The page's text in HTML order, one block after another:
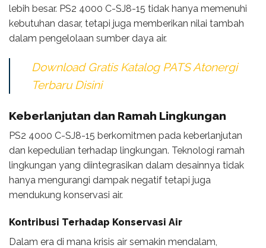
lebih besar. PS2 4000 C-SJ8-15 tidak hanya memenuhi
kebutuhan dasar, tetapi juga memberikan nilai tambah
dalam pengelolaan sumber daya air.
Download Gratis Katalog PATS Atonergi
Terbaru Disini
Keberlanjutan dan Ramah Lingkungan
PS2 4000 C-SJ8-15 berkomitmen pada keberlanjutan
dan kepedulian terhadap lingkungan. Teknologi ramah
lingkungan yang diintegrasikan dalam desainnya tidak
hanya mengurangi dampak negatif tetapi juga
mendukung konservasi air.
Kontribusi Terhadap Konservasi Air
Dalam era di mana krisis air semakin mendalam,